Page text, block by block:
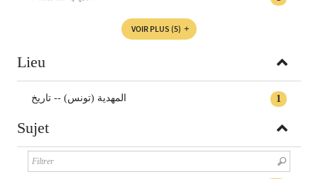
VOIR PLUS (5)
Lieu
1 المهدية (تونس) -- تاريخ
Sujet